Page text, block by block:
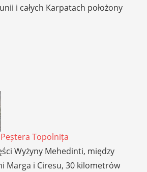
i całych Karpatach położony
Peștera Topolnița
Wyżyny Mehedinti, między
Marga i Ciresu, 30 kilometrów